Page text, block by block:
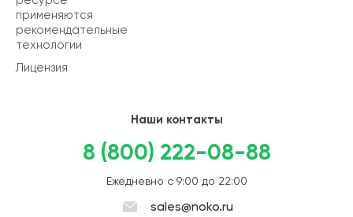
применяются
рекомендательные
технологии
Лицензия
Наши контакты
8 (800) 222-08-88
Ежедневно с 9:00 до 22:00
sales@noko.ru